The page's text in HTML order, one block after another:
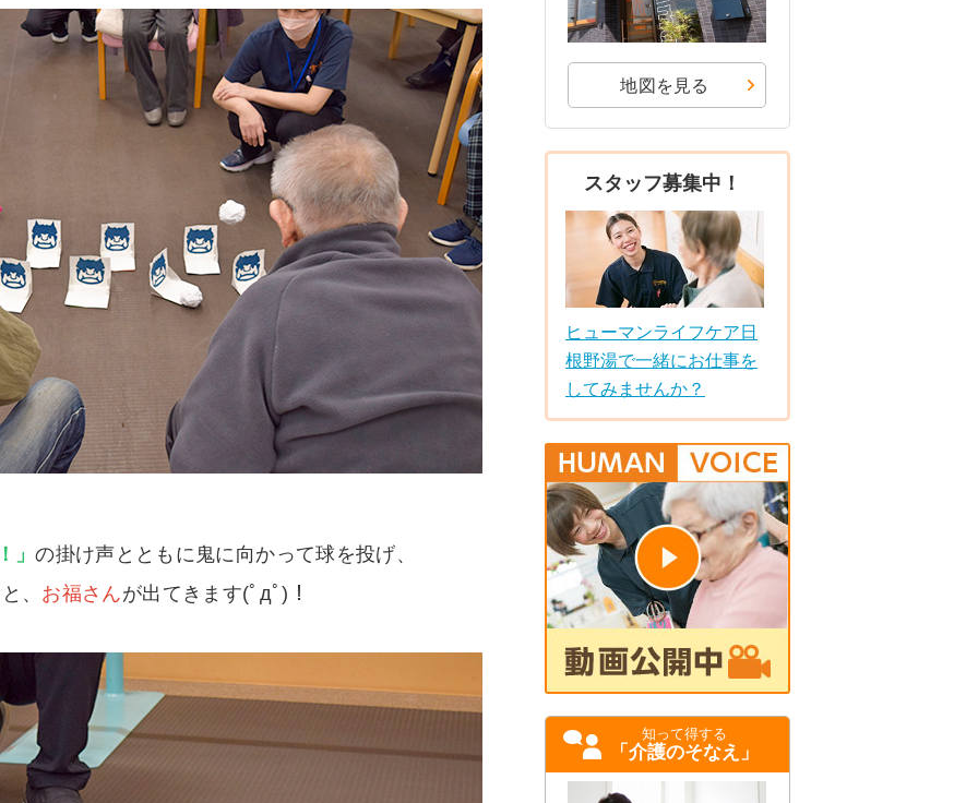
」の掛け声とともに鬼に向かって球を投げ、
、 お福さんが出てきます(ﾟдﾟ)！
地図を見る
スタッフ募集中！
ヒューマンライフケア日
根野湯で一緒にお仕事を
してみませんか？
知って得する
「介護のそなえ」